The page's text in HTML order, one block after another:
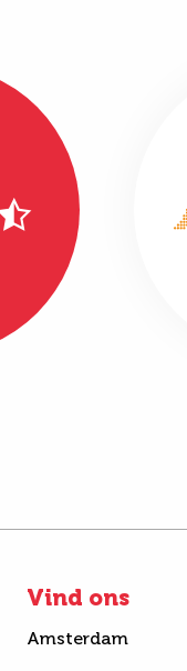
Vind ons
Amsterdam